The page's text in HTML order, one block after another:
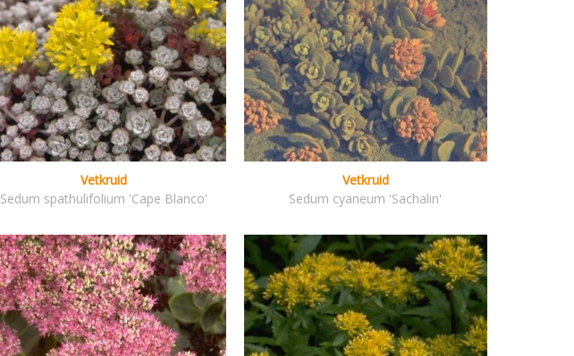
Vetkruid
Sedum spathulifolium 'Cape Blanco'
Vetkruid
Sedum cyaneum 'Sachalin'